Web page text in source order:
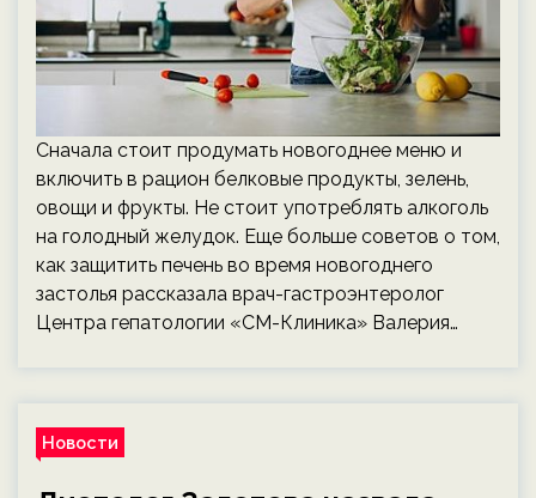
Сначала стоит продумать новогоднее меню и
включить в рацион белковые продукты, зелень,
овощи и фрукты. Не стоит употреблять алкоголь
на голодный желудок. Еще больше советов о том,
как защитить печень во время новогоднего
застолья рассказала врач-гастроэнтеролог
Центра гепатологии «СМ-Клиника» Валерия…
Новости